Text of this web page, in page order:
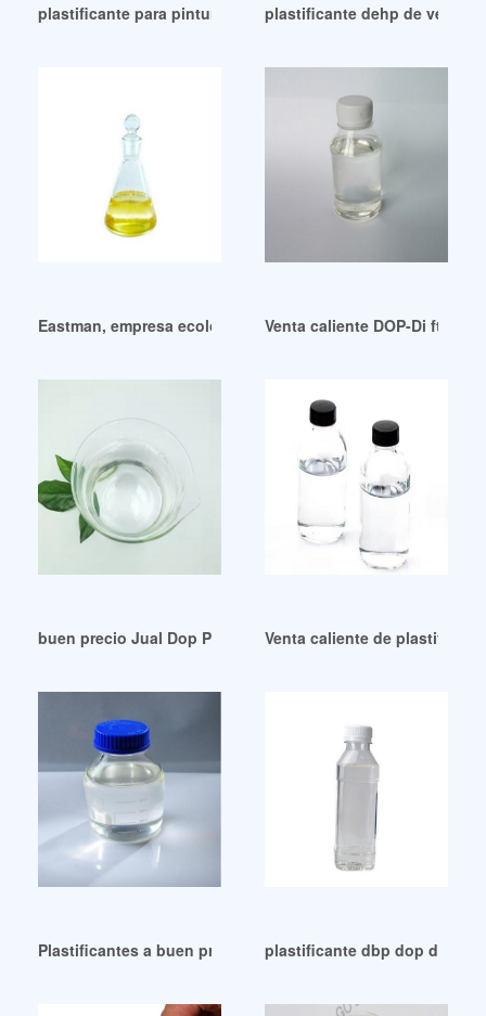
plastificante para pinturas plastificante para pinturas
plastificante dehp de venta
Eastman, empresa ecológica y ecológica, completa la
Venta caliente DOP-Di
buen precio Jual Dop Pipa Murah-Harga Terbaru 2024
Venta caliente de
Plastificantes a buen precio – Conoce Marketing Argentina
plastificante dbp dop de